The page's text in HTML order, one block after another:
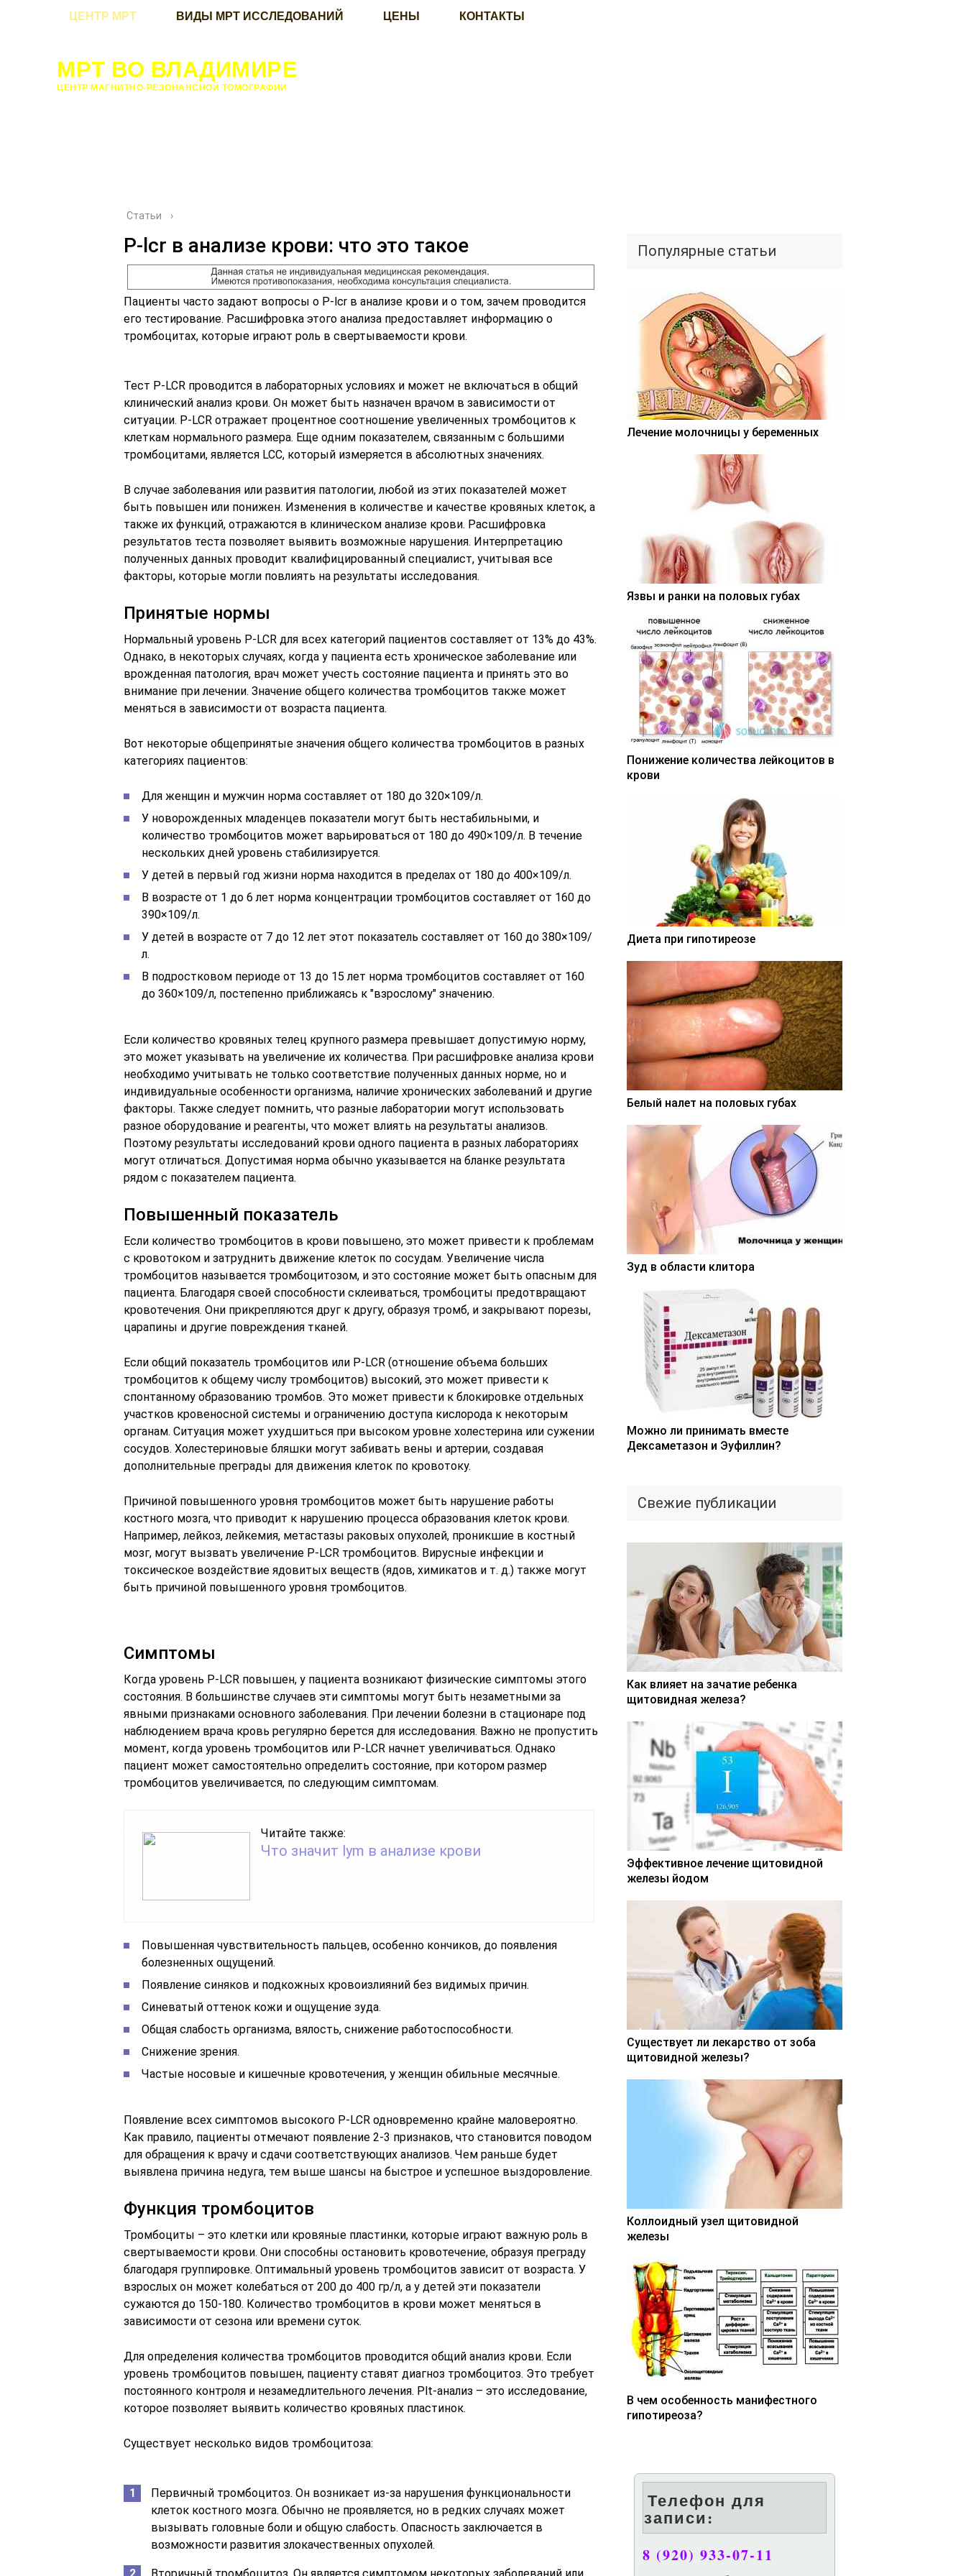
ЦЕНТР МРТ ВИДЫ МРТ ИССЛЕДОВАНИЙ ЦЕНЫ КОНТАКТЫ
МРТ ВО ВЛАДИМИРЕ
ЦЕНТР МАГНИТНО-РЕЗОНАНСНОЙ ТОМОГРАФИИ
Статьи ›
P-lcr в анализе крови: что это такое
Пациенты часто задают вопросы о P-lcr в анализе крови и о том, зачем проводится
его тестирование. Расшифровка этого анализа предоставляет информацию о
тромбоцитах, которые играют роль в свертываемости крови.
Тест P-LCR проводится в лабораторных условиях и может не включаться в общий
клинический анализ крови. Он может быть назначен врачом в зависимости от
ситуации. P-LCR отражает процентное соотношение увеличенных тромбоцитов к
клеткам нормального размера. Еще одним показателем, связанным с большими
тромбоцитами, является LCC, который измеряется в абсолютных значениях.
В случае заболевания или развития патологии, любой из этих показателей может
быть повышен или понижен. Изменения в количестве и качестве кровяных клеток, а
также их функций, отражаются в клиническом анализе крови. Расшифровка
результатов теста позволяет выявить возможные нарушения. Интерпретацию
полученных данных проводит квалифицированный специалист, учитывая все
факторы, которые могли повлиять на результаты исследования.
Принятые нормы
Нормальный уровень P-LCR для всех категорий пациентов составляет от 13% до 43%.
Однако, в некоторых случаях, когда у пациента есть хроническое заболевание или
врожденная патология, врач может учесть состояние пациента и принять это во
внимание при лечении. Значение общего количества тромбоцитов также может
меняться в зависимости от возраста пациента.
Вот некоторые общепринятые значения общего количества тромбоцитов в разных
категориях пациентов:
Для женщин и мужчин норма составляет от 180 до 320×109/л.
У новорожденных младенцев показатели могут быть нестабильными, и
количество тромбоцитов может варьироваться от 180 до 490×109/л. В течение
нескольких дней уровень стабилизируется.
У детей в первый год жизни норма находится в пределах от 180 до 400×109/л.
В возрасте от 1 до 6 лет норма концентрации тромбоцитов составляет от 160 до
390×109/л.
У детей в возрасте от 7 до 12 лет этот показатель составляет от 160 до 380×109/
л.
В подростковом периоде от 13 до 15 лет норма тромбоцитов составляет от 160
до 360×109/л, постепенно приближаясь к "взрослому" значению.
Если количество кровяных телец крупного размера превышает допустимую норму,
это может указывать на увеличение их количества. При расшифровке анализа крови
необходимо учитывать не только соответствие полученных данных норме, но и
индивидуальные особенности организма, наличие хронических заболеваний и другие
факторы. Также следует помнить, что разные лаборатории могут использовать
разное оборудование и реагенты, что может влиять на результаты анализов.
Поэтому результаты исследований крови одного пациента в разных лабораториях
могут отличаться. Допустимая норма обычно указывается на бланке результата
рядом с показателем пациента.
Повышенный показатель
Если количество тромбоцитов в крови повышено, это может привести к проблемам
с кровотоком и затруднить движение клеток по сосудам. Увеличение числа
тромбоцитов называется тромбоцитозом, и это состояние может быть опасным для
пациента. Благодаря своей способности склеиваться, тромбоциты предотвращают
кровотечения. Они прикрепляются друг к другу, образуя тромб, и закрывают порезы,
царапины и другие повреждения тканей.
Если общий показатель тромбоцитов или P-LCR (отношение объема больших
тромбоцитов к общему числу тромбоцитов) высокий, это может привести к
спонтанному образованию тромбов. Это может привести к блокировке отдельных
участков кровеносной системы и ограничению доступа кислорода к некоторым
органам. Ситуация может ухудшиться при высоком уровне холестерина или сужении
сосудов. Холестериновые бляшки могут забивать вены и артерии, создавая
дополнительные преграды для движения клеток по кровотоку.
Причиной повышенного уровня тромбоцитов может быть нарушение работы
костного мозга, что приводит к нарушению процесса образования клеток крови.
Например, лейкоз, лейкемия, метастазы раковых опухолей, проникшие в костный
мозг, могут вызвать увеличение P-LCR тромбоцитов. Вирусные инфекции и
токсическое воздействие ядовитых веществ (ядов, химикатов и т. д.) также могут
быть причиной повышенного уровня тромбоцитов.
Симптомы
Когда уровень P-LCR повышен, у пациента возникают физические симптомы этого
состояния. В большинстве случаев эти симптомы могут быть незаметными за
явными признаками основного заболевания. При лечении болезни в стационаре под
наблюдением врача кровь регулярно берется для исследования. Важно не пропустить
момент, когда уровень тромбоцитов или P-LCR начнет увеличиваться. Однако
пациент может самостоятельно определить состояние, при котором размер
тромбоцитов увеличивается, по следующим симптомам.
Читайте также:
Что значит lym в анализе крови
Повышенная чувствительность пальцев, особенно кончиков, до появления
болезненных ощущений.
Появление синяков и подкожных кровоизлияний без видимых причин.
Синеватый оттенок кожи и ощущение зуда.
Общая слабость организма, вялость, снижение работоспособности.
Снижение зрения.
Частые носовые и кишечные кровотечения, у женщин обильные месячные.
Появление всех симптомов высокого P-LCR одновременно крайне маловероятно.
Как правило, пациенты отмечают появление 2-3 признаков, что становится поводом
для обращения к врачу и сдачи соответствующих анализов. Чем раньше будет
выявлена причина недуга, тем выше шансы на быстрое и успешное выздоровление.
Функция тромбоцитов
Тромбоциты – это клетки или кровяные пластинки, которые играют важную роль в
свертываемости крови. Они способны остановить кровотечение, образуя преграду
благодаря группировке. Оптимальный уровень тромбоцитов зависит от возраста. У
взрослых он может колебаться от 200 до 400 гр/л, а у детей эти показатели
сужаются до 150-180. Количество тромбоцитов в крови может меняться в
зависимости от сезона или времени суток.
Для определения количества тромбоцитов проводится общий анализ крови. Если
уровень тромбоцитов повышен, пациенту ставят диагноз тромбоцитоз. Это требует
постоянного контроля и незамедлительного лечения. Plt-анализ – это исследование,
которое позволяет выявить количество кровяных пластинок.
Существует несколько видов тромбоцитоза:
Первичный тромбоцитоз. Он возникает из-за нарушения функциональности
клеток костного мозга. Обычно не проявляется, но в редких случаях может
вызывать головные боли и общую слабость. Опасность заключается в
возможности развития злокачественных опухолей.
Вторичный тромбоцитоз. Он является симптомом некоторых заболеваний или
Популярные статьи
Лечение молочницы у беременных
Язвы и ранки на половых губах
Понижение количества лейкоцитов в
крови
Диета при гипотиреозе
Белый налет на половых губах
Зуд в области клитора
Можно ли принимать вместе
Дексаметазон и Эуфиллин?
Свежие публикации
Как влияет на зачатие ребенка
щитовидная железа?
Эффективное лечение щитовидной
железы йодом
Существует ли лекарство от зоба
щитовидной железы?
Коллоидный узел щитовидной
железы
В чем особенность манифестного
гипотиреоза?
Телефон для
записи:
8 (920) 933-07-11